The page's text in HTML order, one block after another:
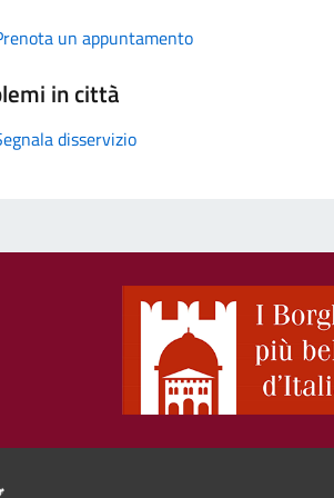
un appuntamento
in città
disservizio